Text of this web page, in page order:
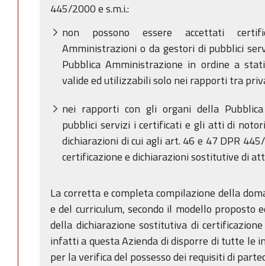
445/2000 e s.m.i.:
non possono essere accettati
Amministrazioni o da gestori di pubblici
Pubblica Amministrazione in ordine a
valide ed utilizzabili solo nei rapporti tra
nei rapporti con gli organi della
pubblici servizi i certificati e gli atti di
dichiarazioni di cui agli art. 46 e 47 DPR
certificazione e dichiarazioni sostitutive di
La corretta e completa compilazione della
e del curriculum, secondo il modello
della dichiarazione sostitutiva di
infatti a questa Azienda di disporre di tutte le
per la verifica del possesso dei requisiti di